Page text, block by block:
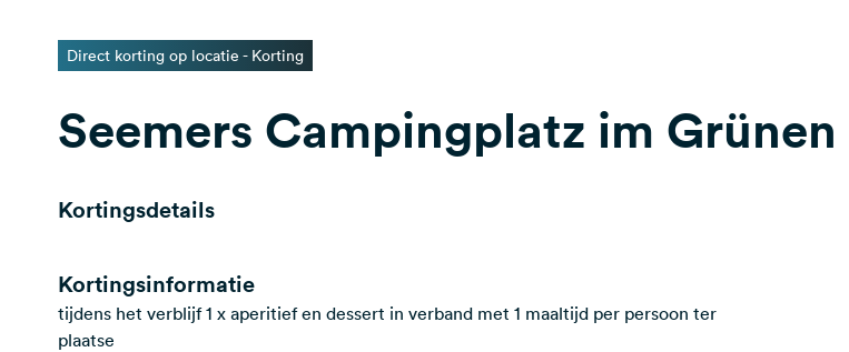
Direct korting op locatie - Korting
Seemers Campingplatz im Grünen
Kortingsdetails
Kortingsinformatie
tijdens het verblijf 1 x aperitief en dessert in verband met 1 maaltijd per persoon ter
plaatse